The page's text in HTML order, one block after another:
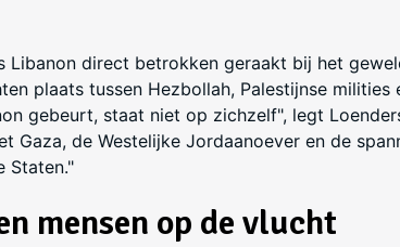
Libanon direct betrokken geraakt bij het
plaats tussen Hezbollah, Palestijnse milities
gebeurt, staat niet op zichzelf", legt
Gaza, de Westelijke Jordaanoever en de
Staten."
mensen op de vlucht